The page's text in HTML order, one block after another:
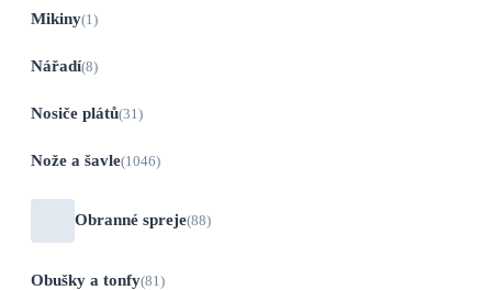
Mikiny(1)
Nářadí(8)
Nosiče plátů(31)
Nože a šavle(1046)
Obranné spreje(88)
Obušky a tonfy(81)